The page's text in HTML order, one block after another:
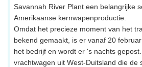
Savannah River Plant een belangrijke
Amerikaanse kernwapenproductie.
Omdat het precieze moment van het
bekend gemaakt, is er vanaf 20
het bedrijf en wordt er 's nachts
vrachtwagen uit West-Duitsland die de